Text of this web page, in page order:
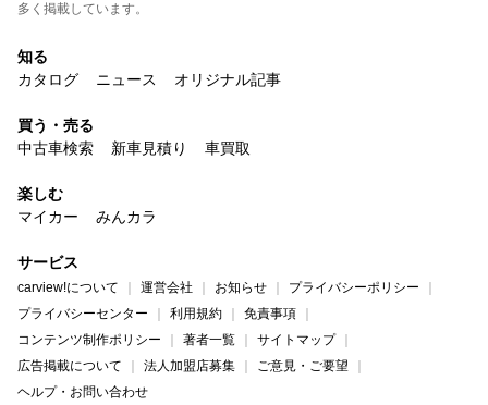
多く掲載しています。
知る
カタログ
ニュース オリジナル記事
買う・売る
中古車検索
新車見積り 車買取
楽しむ
マイカー
みんカラ
サービス
carview!について 運営会社 お知らせ
プライバシーポリシー
プライバシーセンター
利用規約
免責事項
コンテンツ制作ポリシー
著者一覧
サイトマップ
広告掲載について
法人加盟店募集
ご意見・ご要望
ヘルプ・お問い合わせ